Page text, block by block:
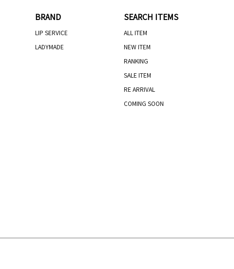
BRAND
LIP SERVICE
LADYMADE
SEARCH ITEMS
ALL ITEM
NEW ITEM
RANKING
SALE ITEM
RE ARRIVAL
COMING SOON